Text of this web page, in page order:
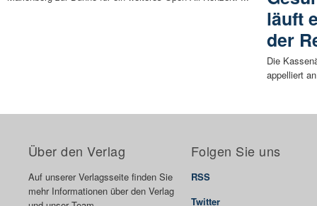
läuft
der
Die
appelliert
Über den Verlag
Auf unserer Verlagsseite finden Sie
mehr Informationen über den Verlag
Folgen Sie uns
RSS
Twitter